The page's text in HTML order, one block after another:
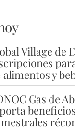
Village de
alimentos y
Gas de
beneficios